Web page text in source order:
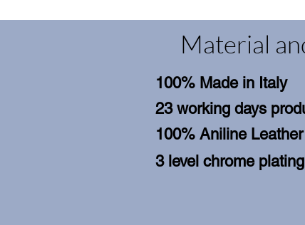
Material
100% Made in Italy
23 working days
100% Aniline Leather
3 level chrome plating